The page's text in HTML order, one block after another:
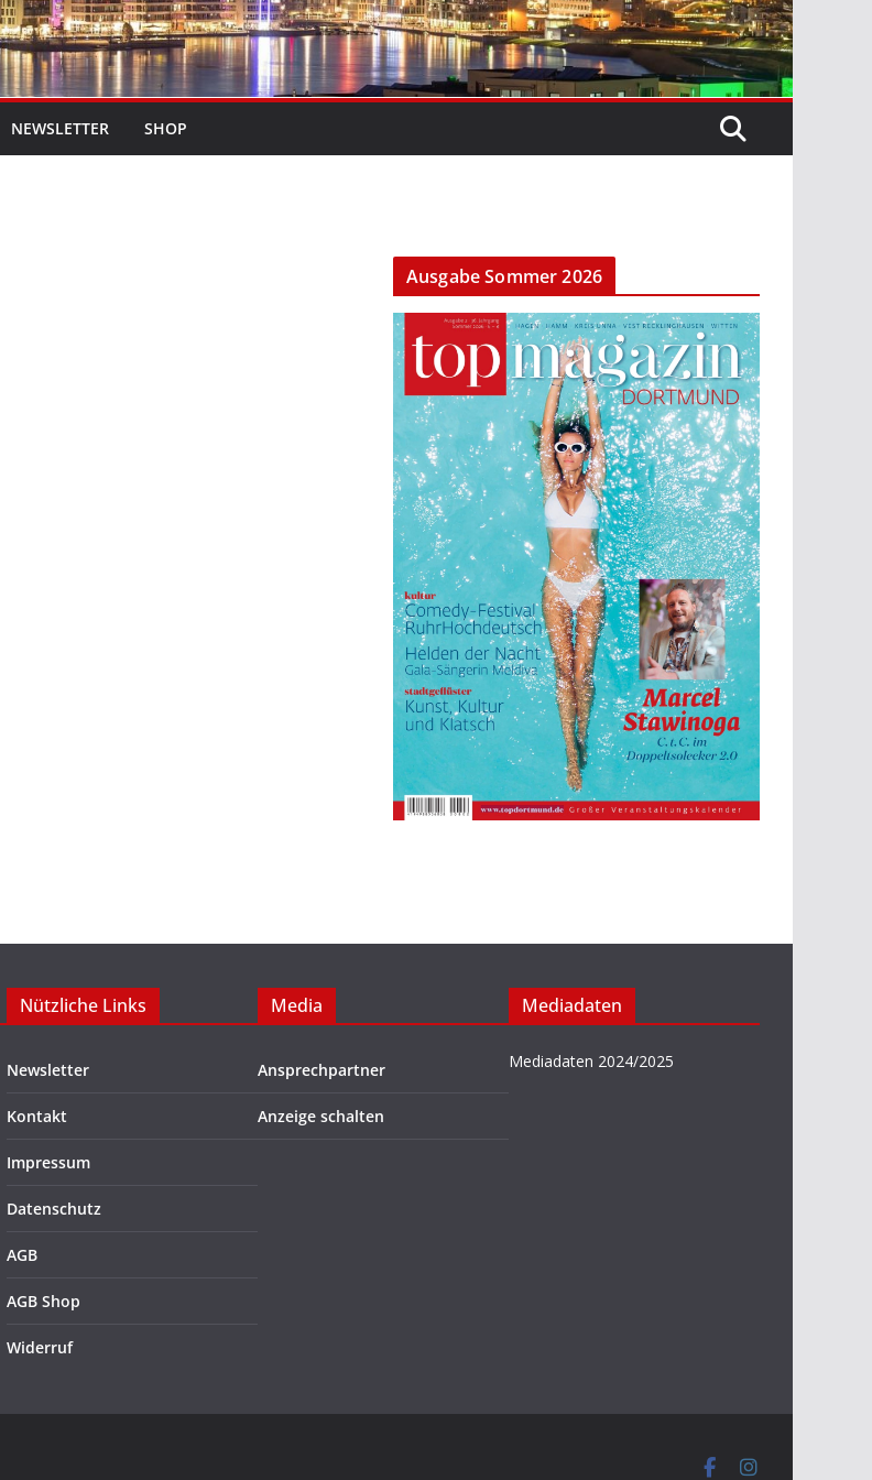
NEWSLETTER SHOP
Ausgabe Sommer 2026
Nützliche Links
Newsletter
Kontakt
Impressum
Datenschutz
AGB
AGB Shop
Widerruf
Media
Ansprechpartner
Anzeige schalten
Mediadaten
Mediadaten 2024/2025